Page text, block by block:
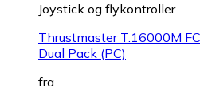
Joystick og flykontroller
Thrustmaster T.16000M
Dual Pack (PC)
fra